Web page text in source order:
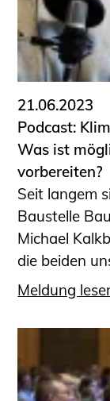
21.06.2023
Podcast:
Was ist
vorbereiten?
Seit langem
Baustelle
Michael
die beiden
Meldung